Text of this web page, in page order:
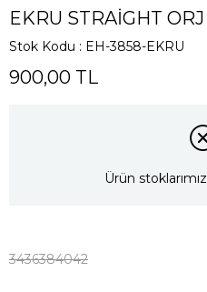
EKRU STRAIGHT
Stok Kodu EH-3858-EKRU
900,00 TL
Ürün
3436384042